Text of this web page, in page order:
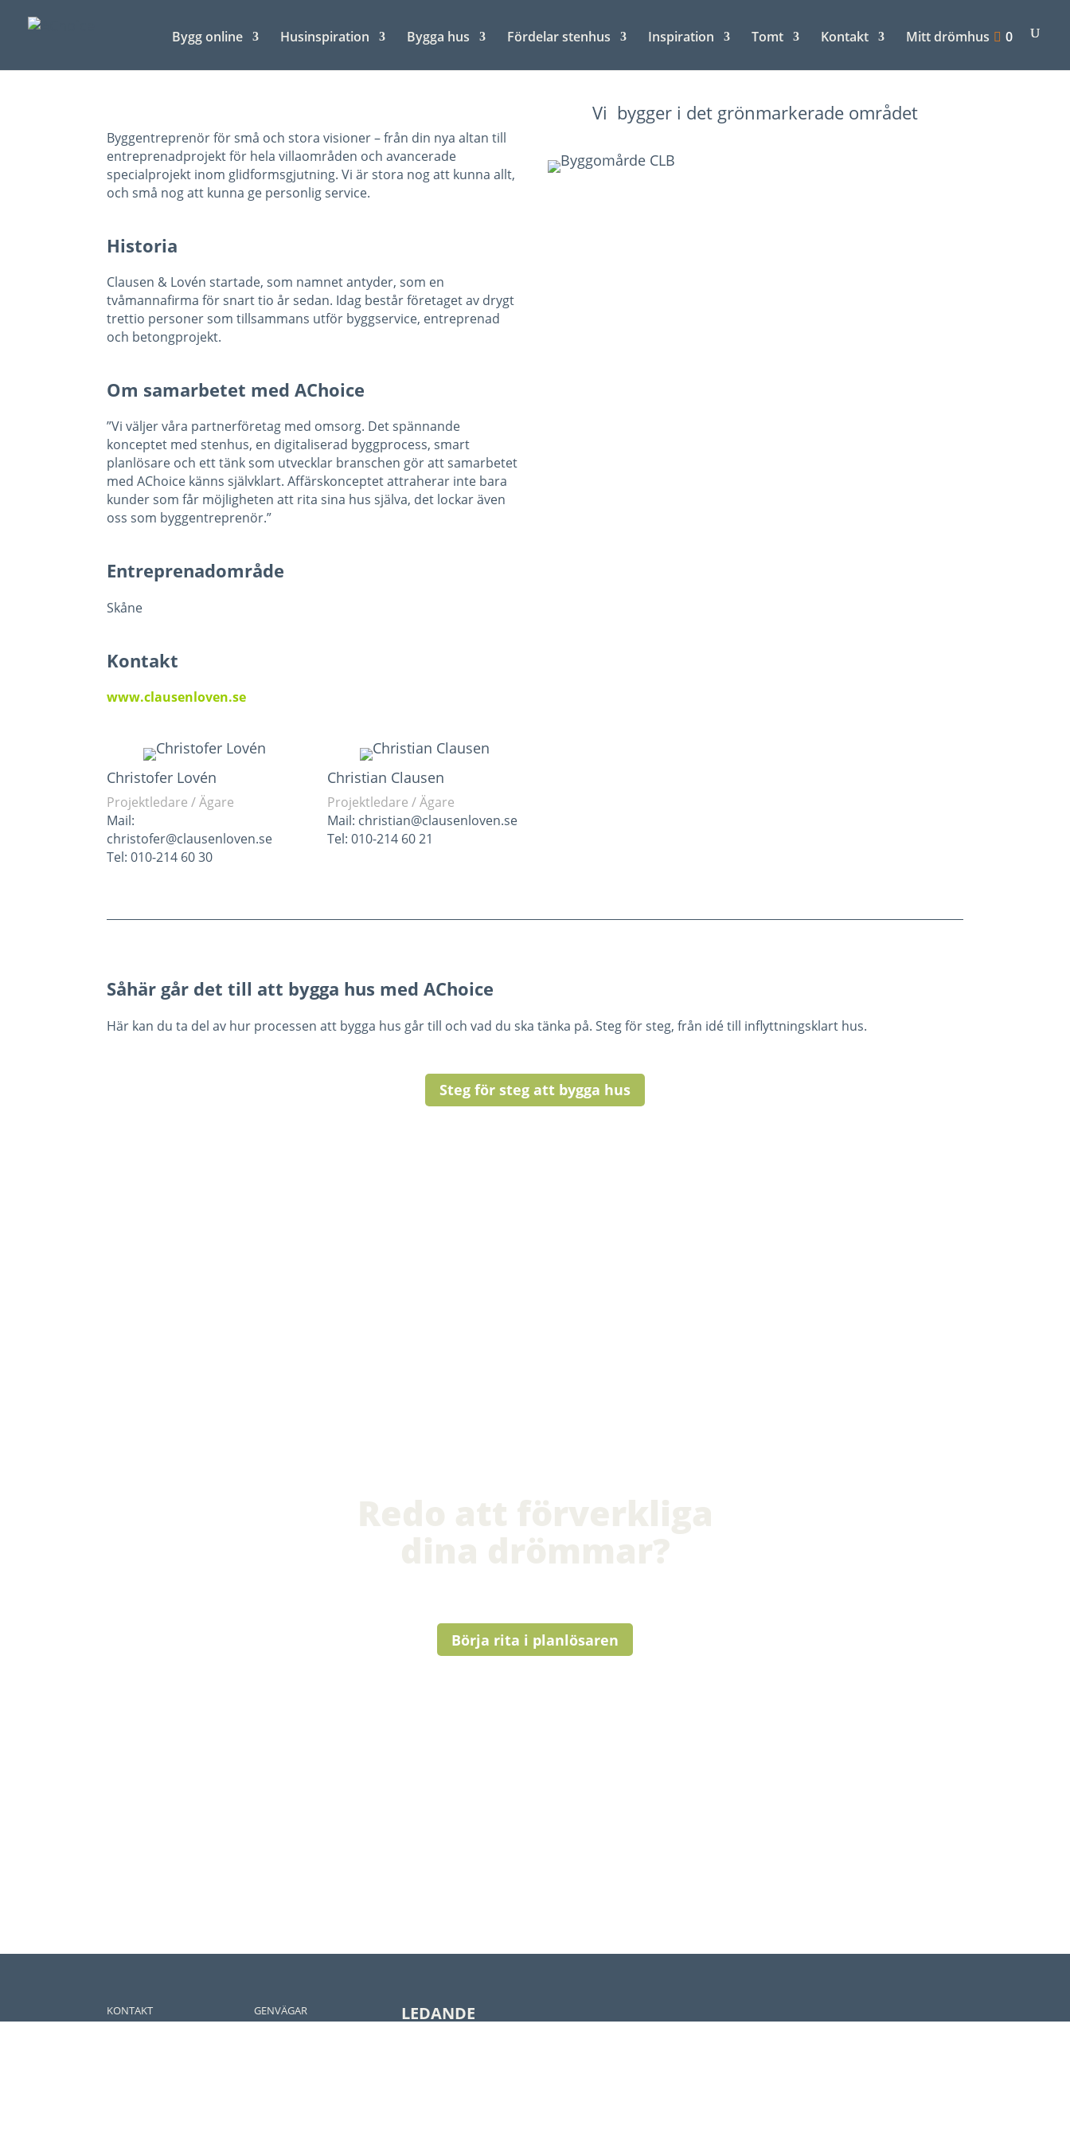
Bygg online Husinspiration Bygga hus Fördelar stenhus Inspiration Tomt Kontakt Mitt drömhus 0
Byggentreprenör för små och stora visioner – från din nya altan till
entreprenadprojekt för hela villaområden och avancerade
specialprojekt inom glidformsgjutning. Vi är stora nog att kunna allt,
och små nog att kunna ge personlig service.
Historia
Clausen & Lovén startade, som namnet antyder, som en
tvåmannafirma för snart tio år sedan. Idag består företaget av drygt
trettio personer som tillsammans utför byggservice, entreprenad
och betongprojekt.
Om samarbetet med AChoice
”Vi väljer våra partnerföretag med omsorg. Det spännande
konceptet med stenhus, en digitaliserad byggprocess, smart
planlösare och ett tänk som utvecklar branschen gör att samarbetet
med AChoice känns självklart. Affärskonceptet attraherar inte bara
kunder som får möjligheten att rita sina hus själva, det lockar även
oss som byggentreprenör.”
Entreprenadområde
Skåne
Kontakt
www.clausenloven.se
Vi bygger i det grönmarkerade området
Christofer Lovén
Projektledare / Ägare
Mail:
christofer@clausenloven.se
Tel: 010-214 60 30
Christian Clausen
Projektledare / Ägare
Mail: christian@clausenloven.se
Tel: 010-214 60 21
Såhär går det till att bygga hus med AChoice
Här kan du ta del av hur processen att bygga hus går till och vad du ska tänka på. Steg för steg, från idé till inflyttningsklart hus.
Steg för steg att bygga hus
Börja rita i planlösaren
KONTAKT
GENVÄGAR
LEDANDE